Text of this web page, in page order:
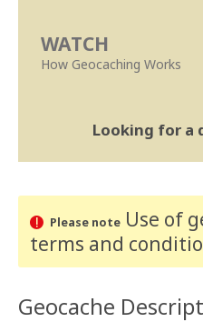
WATCH
How Geocaching Works
Looking for a
Please noteUse of
terms and
Geocache